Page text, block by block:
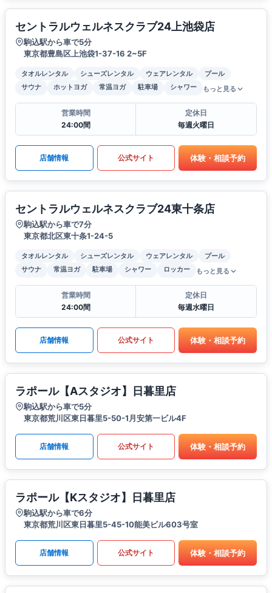
セントラルウェルネスクラブ24上池袋店
駒込駅から車で5分
東京都豊島区上池袋1-37-16 2~5F
タオルレンタル シューズレンタル ウェアレンタル
プール
サウナ
ホットヨガ 常温ヨガ 駐車場 シャワー もっと見る
営業時間
24:00間
定休日
毎週火曜日
店舗情報 公式サイト 体験・相談予約
セントラルウェルネスクラブ24東十条店
駒込駅から車で7分
東京都北区東十条1-24-5
タオルレンタル シューズレンタル ウェアレンタル
プール
サウナ
常温ヨガ 駐車場 シャワー ロッカー もっと見る
営業時間
24:00間
定休日
毎週水曜日
店舗情報 公式サイト 体験・相談予約
ラポール【Aスタジオ】日暮里店
駒込駅から車で5分
東京都荒川区東日暮里5-50-1月安第一ビル4F
店舗情報 公式サイト 体験・相談予約
ラポール【Kスタジオ】日暮里店
駒込駅から車で6分
東京都荒川区東日暮里5-45-10能美ビル603号室
店舗情報 公式サイト 体験・相談予約